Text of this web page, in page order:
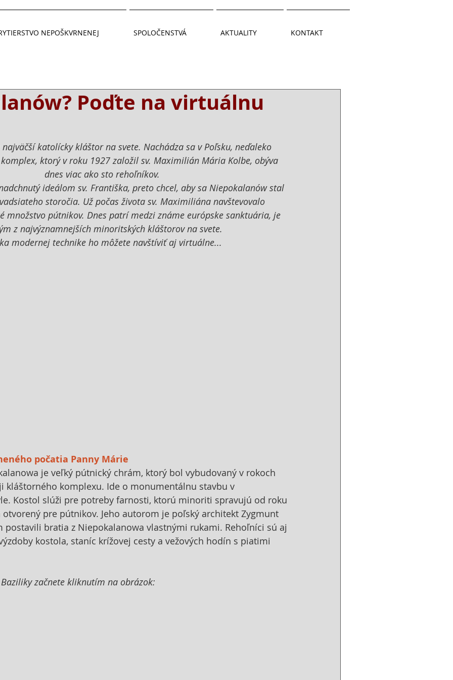
NEPOŠKVRNENEJ SPOLOČENSTVÁ AKTUALITY KONTAKT
Poďte na virtuálnu
katolícky kláštor na svete. Nachádza sa v Poľsku, neďaleko
komplex, ktorý v roku 1927 založil sv. Maximilián Mária Kolbe, obýva
dnes viac ako sto rehoľníkov.
ideálom sv. Františka, preto chcel, aby sa Niepokalanów stal
storočia. Už počas života sv. Maximiliána navštevovalo
množstvo pútnikov. Dnes patrí medzi známe európske sanktuária, je
z najvýznamnejších minoritských kláštorov na svete.
modernej technike ho môžete navštíviť aj virtuálne...
počatia Panny Márie
je veľký pútnický chrám, ktorý bol vybudovaný v rokoch
kláštorného komplexu. Ide o monumentálnu stavbu v
Kostol slúži pre potreby farnosti, ktorú minoriti spravujú od roku
otvorený pre pútnikov. Jeho autorom je poľský architekt Zygmunt
postavili bratia z Niepokalanowa vlastnými rukami. Rehoľníci sú aj
kostola, staníc krížovej cesty a vežových hodín s piatimi
začnete kliknutím na obrázok: